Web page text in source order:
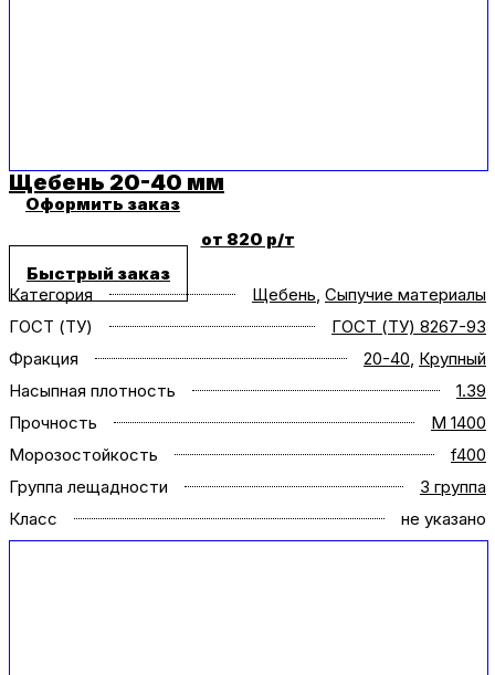
Щебень 20-40 мм
Оформить заказ
от 820 р/т
Быстрый заказ
Категория
Щебень, Сыпучие материалы
ГОСТ (ТУ)
ГОСТ (ТУ) 8267-93
Фракция
20-40, Крупный
Насыпная плотность
1.39
Прочность
M 1400
Морозостойкость
f400
Группа лещадности
3 группа
Класс
не указано